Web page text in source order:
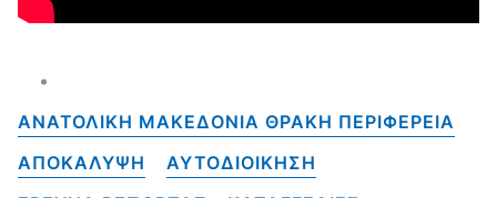
ΑΝΑΤΟΛΙΚΗ ΜΑΚΕΔΟΝΙΑ ΘΡΑΚΗ ΠΕΡΙΦΕΡΕΙΑ
ΑΠΟΚΑΛΥΨΗ
ΑΥΤΟΔΙΟΙΚΗΣΗ